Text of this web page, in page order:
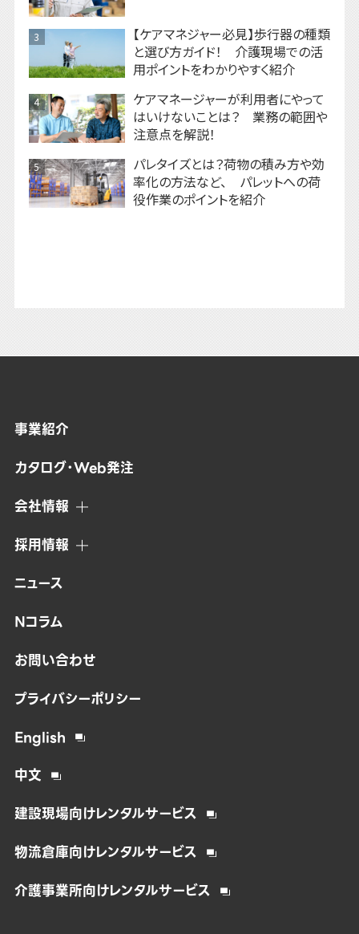
3
【ケアマネジャー必見】歩行器の種類
と選び方ガイド！ 介護現場での活
用ポイントをわかりやすく紹介
4
ケアマネージャーが利用者にやって
はいけないことは？ 業務の範囲や
注意点を解説！
5
パレタイズとは？荷物の積み方や効
率化の方法など、 パレットへの荷
役作業のポイントを紹介
事業紹介
カタログ・Web発注
会社情報
採用情報
ニュース
Nコラム
お問い合わせ
プライバシーポリシー
English
中文
建設現場向けレンタルサービス
物流倉庫向けレンタルサービス
介護事業所向けレンタルサービス